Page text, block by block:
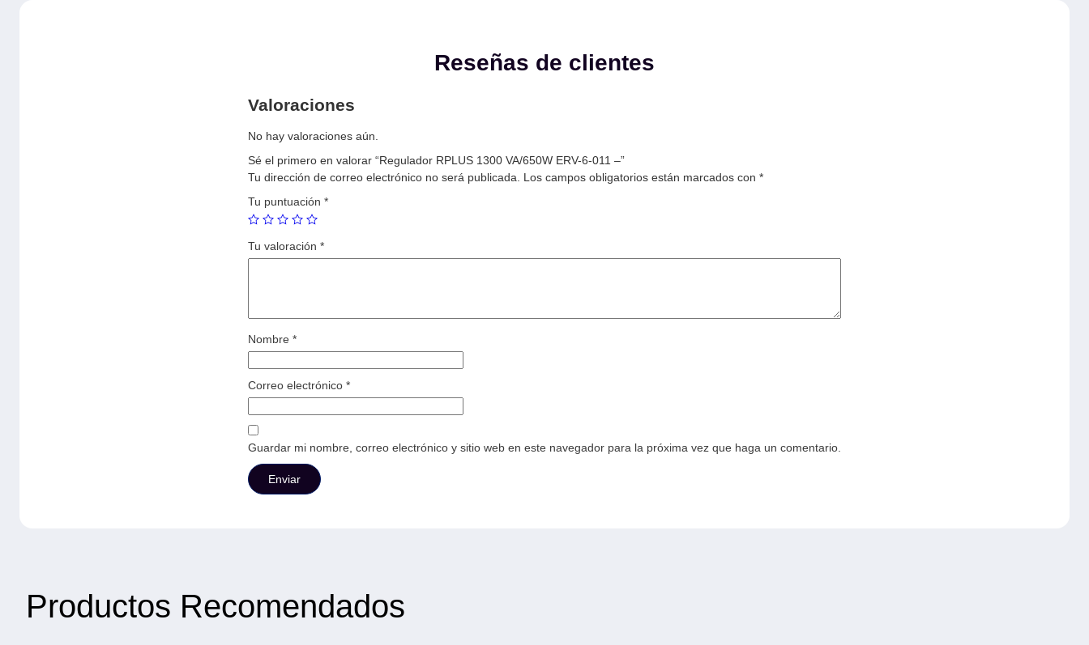
Reseñas de clientes
Valoraciones
No hay valoraciones aún.
Sé el primero en valorar “Regulador RPLUS 1300 VA/650W ERV-6-011 –”
Tu dirección de correo electrónico no será publicada.
Los campos obligatorios están marcados con *
Tu puntuación *
Tu valoración *
Nombre *
Correo electrónico *
Guardar mi nombre, correo electrónico y sitio web en este navegador para la próxima vez que haga un comentario.
Productos Recomendados